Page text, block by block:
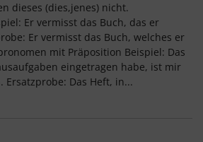
dieses (dies,jenes) nicht.
Er vermisst das Buch, das er
Er vermisst das Buch, welches er
mit Präposition Beispiel: Das
eingetragen habe, ist mir
Ersatzprobe: Das Heft, in...